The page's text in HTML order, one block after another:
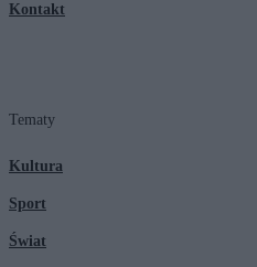
Kontakt
Tematy
Kultura
Sport
Świat